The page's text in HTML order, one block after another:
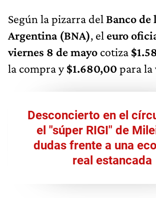
Según la pizarra del Banco de
Argentina (BNA), el euro
viernes 8 de mayo cotiza
la compra y$1.680,00 para la
Desconcierto en el
el "súper RIGI" de
dudas frente a una
real estancada